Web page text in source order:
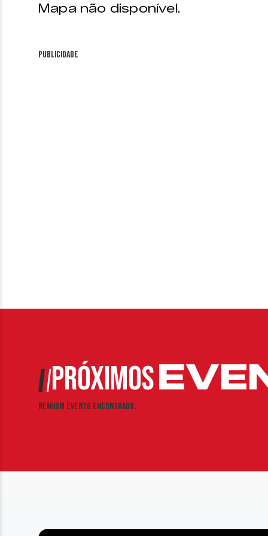
Mapa não disponível.
Publicidade
PRÓXIMOS
Nenhum evento encontrado.